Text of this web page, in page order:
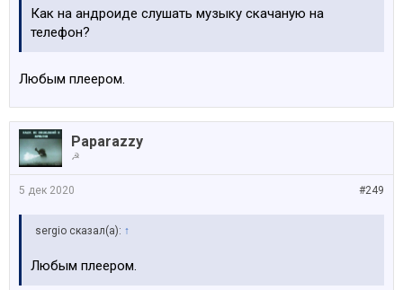
Как на андроиде слушать музыку скачаную на
телефон?
Любым плеером.
Paparazzy
☭
#249
5 дек 2020
sergio сказал(а): ↑
Любым плеером.